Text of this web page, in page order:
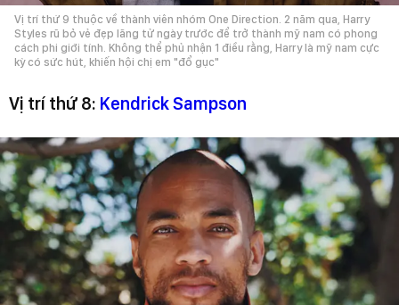
Vị trí thứ 9 thuộc về thành viên nhóm One Direction. 2 năm qua, Harry
Styles rũ bỏ vẻ đẹp lãng tử ngày trước để trở thành mỹ nam có phong
cách phi giới tính. Không thể phủ nhận 1 điều rằng, Harry là mỹ nam cực
kỳ có sức hút, khiến hội chị em "đổ gục"
Vị trí thứ 8: Kendrick Sampson